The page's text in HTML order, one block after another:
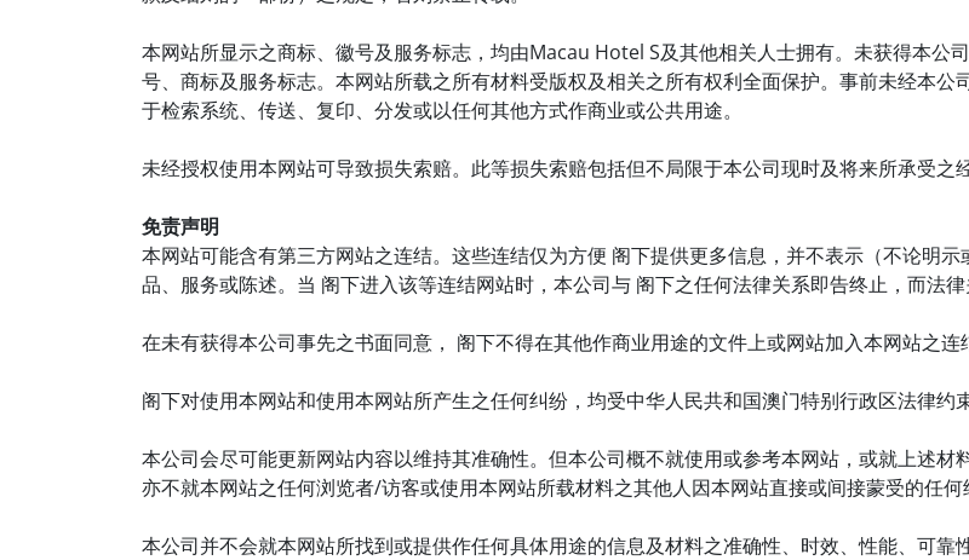
本网站所显示之商标、徽号及服务标志，均由Macau Hotel S及其他相关人士拥有。未获得本公
号、商标及服务标志。本网站所载之所有材料受版权及相关之所有权利全面保护。事前未经本
于检索系统、传送、复印、分发或以任何其他方式作商业或公共用途。
未经授权使用本网站可导致损失索赔。此等损失索赔包括但不局限于本公司现时及将来所承受之
免责声明
本网站可能含有第三方网站之连结。这些连结仅为方便 阁下提供更多信息，并不表示（不论明
品、服务或陈述。当 阁下进入该等连结网站时，本公司与 阁下之任何法律关系即告终止，而法
在未有获得本公司事先之书面同意， 阁下不得在其他作商业用途的文件上或网站加入本网站之连
阁下对使用本网站和使用本网站所产生之任何纠纷，均受中华人民共和国澳门特别行政区法律约
本公司会尽可能更新网站内容以维持其准确性。但本公司概不就使用或参考本网站，或就上述材
亦不就本网站之任何浏览者/访客或使用本网站所载材料之其他人因本网站直接或间接蒙受的任何
本公司并不会就本网站所找到或提供作任何具体用途的信息及材料之准确性、时效、性能、可